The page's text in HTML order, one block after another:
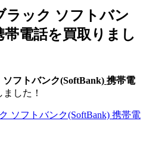
ラック ソフトバン
帯電話を買取りまし
ソフトバンク(SoftBank) 携帯電
した！